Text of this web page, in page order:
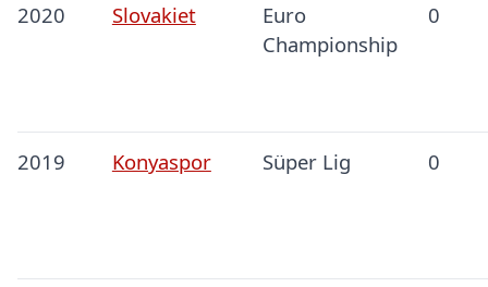
2020 Slovakiet
Euro
Championship
0
2019 Konyaspor Süper Lig 0